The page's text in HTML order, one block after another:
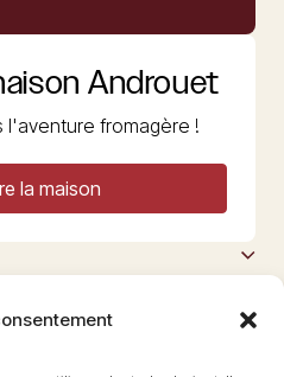
Androuet
l'aventure fromagère !
la maison